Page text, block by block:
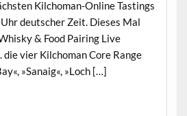
Kilchoman-Online Tastings
deutscher Zeit. Dieses Mal
& Food Pairing Live
die vier Kilchoman Core Range
»Sanaig«, »Loch […]